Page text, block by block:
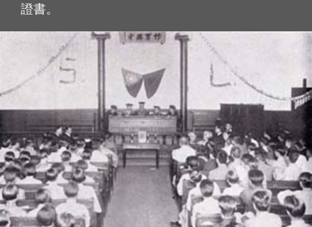
證書。